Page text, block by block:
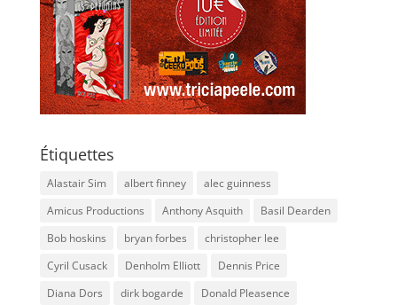
Étiquettes
Alastair Sim albert finney
alec guinness
Amicus Productions
Anthony Asquith
Basil Dearden
Bob hoskins
bryan forbes
christopher lee
Cyril Cusack
Denholm Elliott
Dennis Price
Diana Dors
dirk bogarde
Donald Pleasence